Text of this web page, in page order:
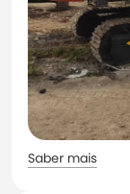
Saber mais